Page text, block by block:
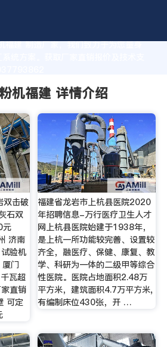
福建 制造厂家，我们致力于为您量身
统方案。获取厂家直销报价及技术支
机福建 详情介绍
双击破
石双
元
济南
验机
门
瓦超
直销
可定
福建省龙岩市上杭县医院2020
年招聘信息-万行医疗卫生人才
网上杭县医院始建于1938年，
是上杭一所功能较完善、设置较
齐全，融医疗、保健、康复、教
学、科研为一体的二级甲等综合
性医院。医院占地面积2.48万
平方米，建筑面积4.7万平方米,
有编制床位430张，开 …